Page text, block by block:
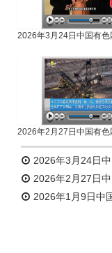
2026年3月24日
2026年2月27日
2026年1月9日中